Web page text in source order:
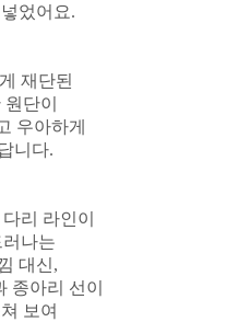
었어요.
재단된
단이
우아하게
니다.
리 라인이
나는
대신,
종아리 선이
보여